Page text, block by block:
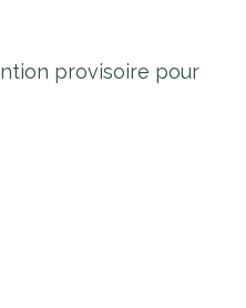
provisoire pour